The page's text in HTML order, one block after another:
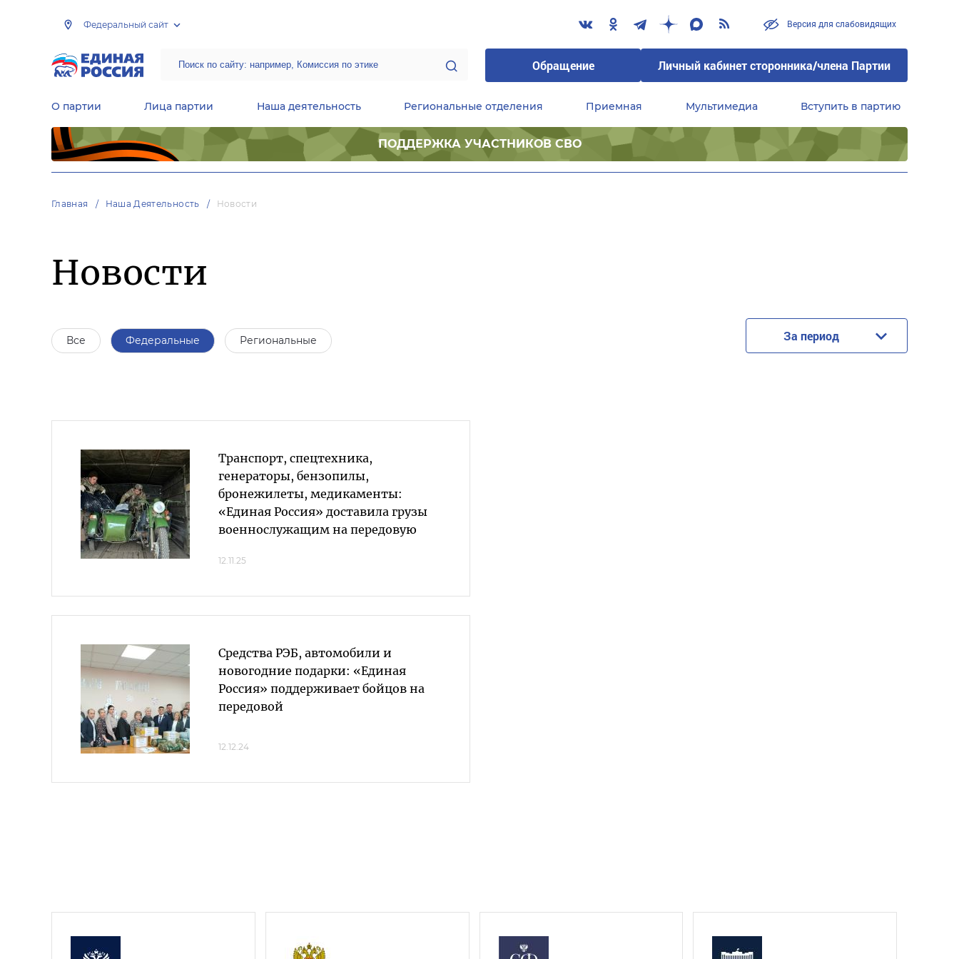
Федеральный сайт Версия для слабовидящих
Обращение Личный кабинет сторонника/члена Партии
О партии Лица партии Наша деятельность Региональные отделения Приемная Мультимедиа Вступить в партию
ПОДДЕРЖКА УЧАСТНИКОВ СВО
Главная Наша Деятельность Новости
Новости
Все Федеральные Региональные За период
Транспорт, спецтехника,
генераторы, бензопилы,
бронежилеты, медикаменты:
«Единая Россия» доставила грузы
военнослужащим на передовую
12.11.25
Средства РЭБ, автомобили и
новогодние подарки: «Единая
Россия» поддерживает бойцов на
передовой
12.12.24